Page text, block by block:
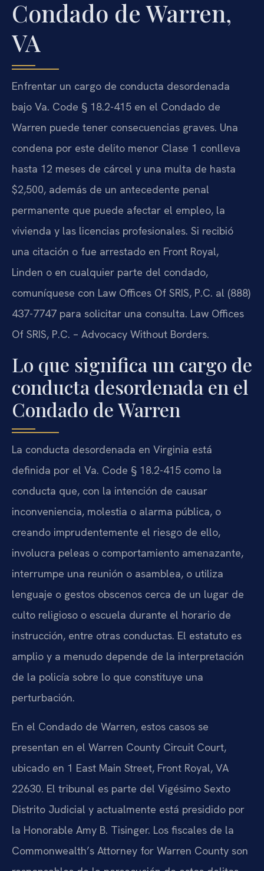
Condado de Warren,
VA
Enfrentar un cargo de conducta desordenada
bajo Va. Code § 18.2-415 en el Condado de
Warren puede tener consecuencias graves. Una
condena por este delito menor Clase 1 conlleva
hasta 12 meses de cárcel y una multa de hasta
$2,500, además de un antecedente penal
permanente que puede afectar el empleo, la
vivienda y las licencias profesionales. Si recibió
una citación o fue arrestado en Front Royal,
Linden o en cualquier parte del condado,
comuníquese con Law Offices Of SRIS, P.C. al (888)
437-7747 para solicitar una consulta. Law Offices
Of SRIS, P.C. – Advocacy Without Borders.
Lo que significa un cargo de
conducta desordenada en el
Condado de Warren
La conducta desordenada en Virginia está
definida por el Va. Code § 18.2-415 como la
conducta que, con la intención de causar
inconveniencia, molestia o alarma pública, o
creando imprudentemente el riesgo de ello,
involucra peleas o comportamiento amenazante,
interrumpe una reunión o asamblea, o utiliza
lenguaje o gestos obscenos cerca de un lugar de
culto religioso o escuela durante el horario de
instrucción, entre otras conductas. El estatuto es
amplio y a menudo depende de la interpretación
de la policía sobre lo que constituye una
perturbación.
En el Condado de Warren, estos casos se
presentan en el Warren County Circuit Court,
ubicado en 1 East Main Street, Front Royal, VA
22630. El tribunal es parte del Vigésimo Sexto
Distrito Judicial y actualmente está presidido por
la Honorable Amy B. Tisinger. Los fiscales de la
Commonwealth’s Attorney for Warren County son